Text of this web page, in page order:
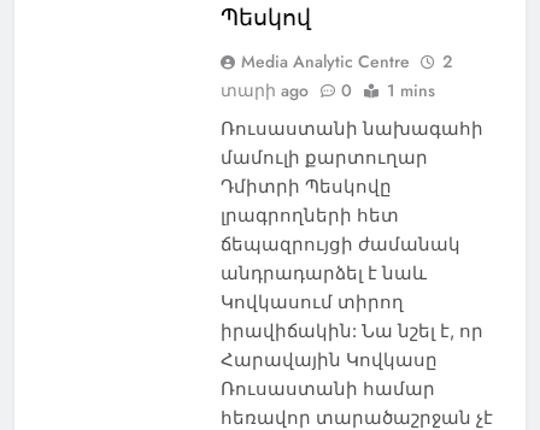
Պեսկով
Media Analytic Centre
2
տարի ago
0 1 mins
Ռուսաստանի նախագահի
մամուլի քարտուղար
Դմիտրի Պեսկովը
լրագրողների հետ
ճեպազրույցի ժամանակ
անդրադարձել է նաև
Կովկասում տիրող
իրավիճակին: Նա նշել է, որ
Հարավային Կովկասը
Ռուսաստանի համար
հեռավոր տարածաշրջան չէ